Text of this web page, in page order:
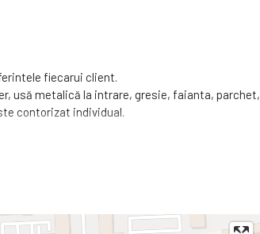
fiecarui client.
usă metalică la intrare, gresie, faianta, parchet,
contorizat individual.